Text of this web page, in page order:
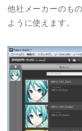
他社メーカーのも
ように使えます。